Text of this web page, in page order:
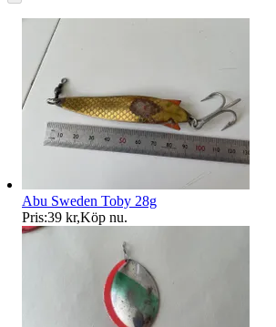
Abu Sweden Toby 28g
Pris:39 kr,Köp nu.